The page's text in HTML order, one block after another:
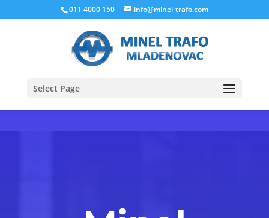
011 4000 150 info@minel-trafo.com
Select Page